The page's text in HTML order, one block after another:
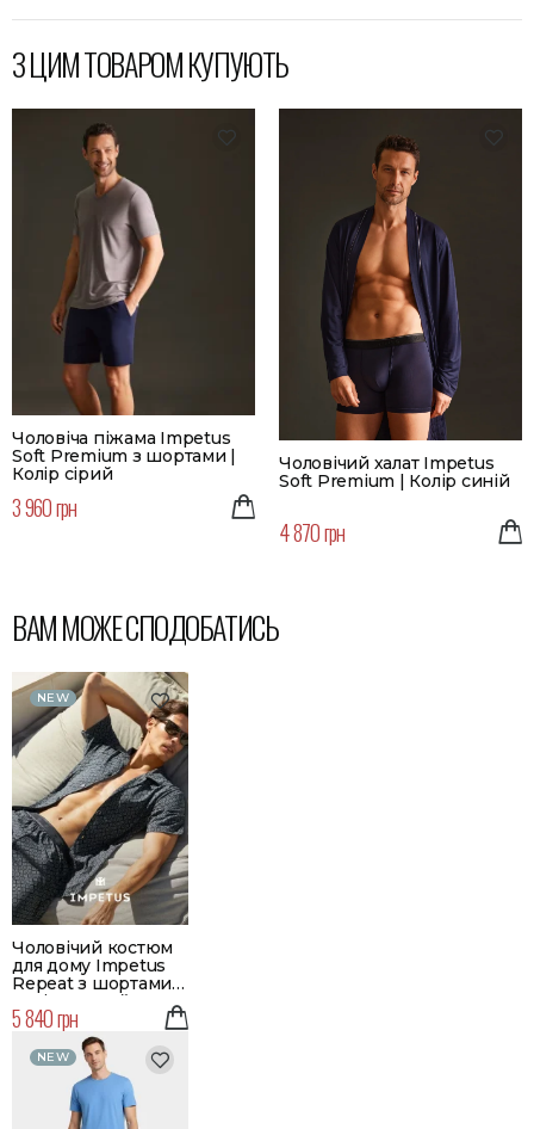
З ЦИМ ТОВАРОМ КУПУЮТЬ
Чоловіча піжама Impetus
Soft Premium з шортами |
Колір сірий
3 960 грн
Чоловічий халат Impetus
Soft Premium | Колір синій
4 870 грн
ВАМ МОЖЕ СПОДОБАТИСЬ
NEW
Чоловічий костюм
для дому Impetus
Repeat з шортами |
Колір чорний
5 840 грн
NEW